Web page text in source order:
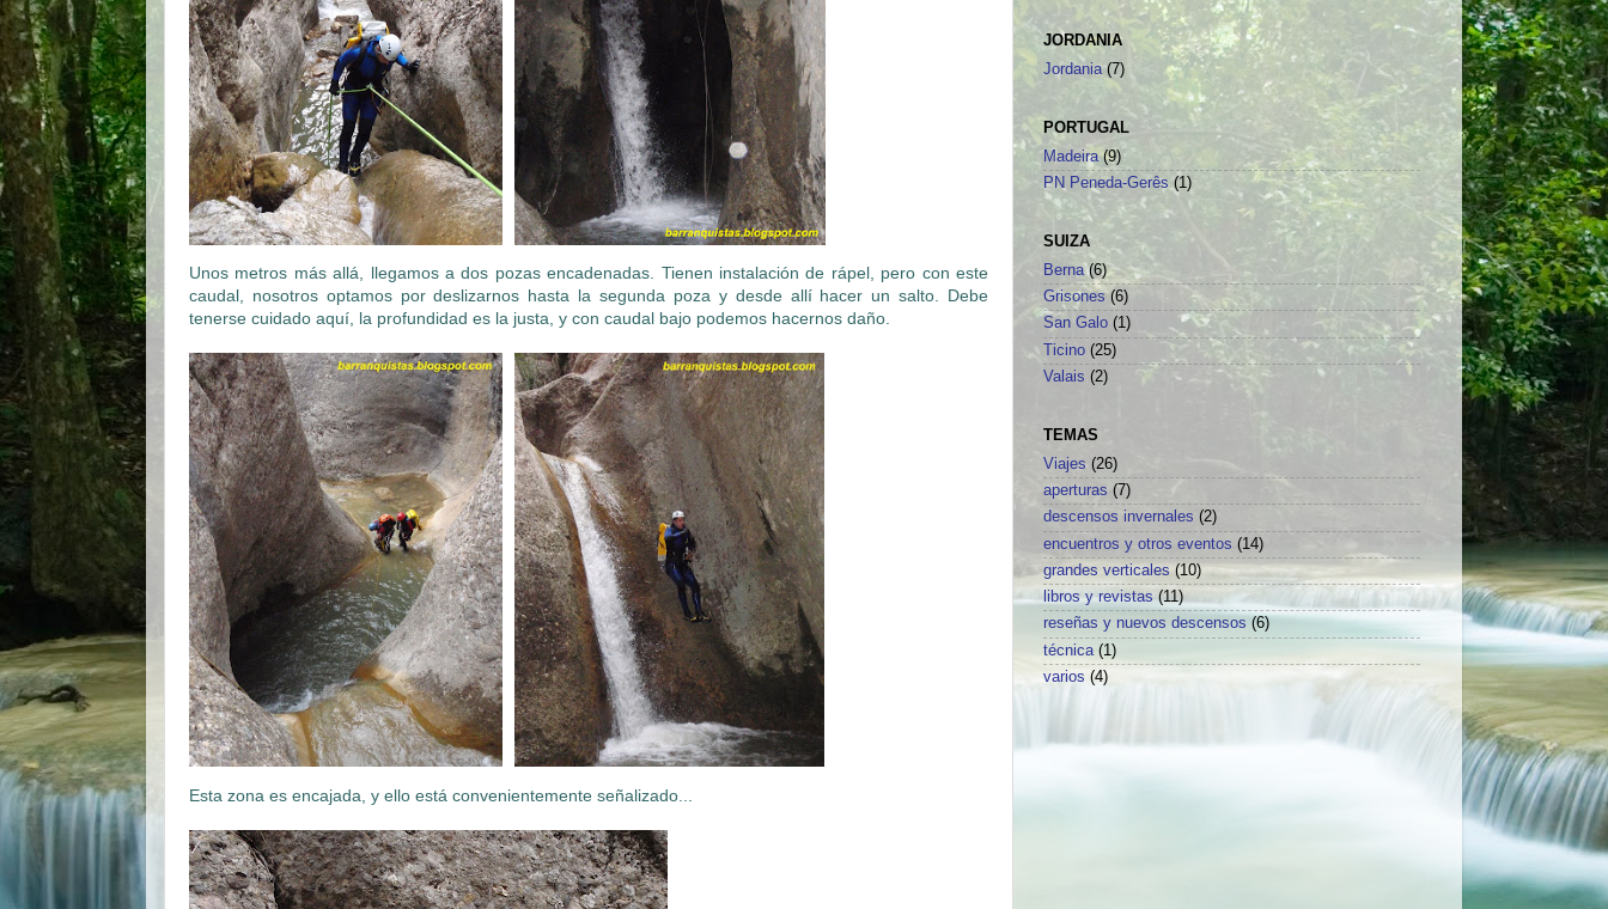
Unos metros más allá, llegamos a dos pozas encadenadas. Tienen instalación de rápel, pero con este
caudal, nosotros optamos por deslizarnos hasta la segunda poza y desde allí hacer un salto. Debe
tenerse cuidado aquí, la profundidad es la justa, y con caudal bajo podemos hacernos daño.
Esta zona es encajada, y ello está convenientemente señalizado...
JORDANIA
Jordania (7)
PORTUGAL
Madeira (9)
PN Peneda-Gerês (1)
SUIZA
Berna (6)
Grisones (6)
San Galo (1)
Ticino (25)
Valais (2)
TEMAS
Viajes (26)
aperturas (7)
descensos invernales (2)
encuentros y otros eventos (14)
grandes verticales (10)
libros y revistas (11)
reseñas y nuevos descensos (6)
técnica (1)
varios (4)